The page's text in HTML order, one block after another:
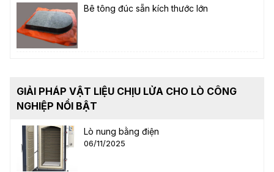
Bê tông đúc sẵn kích thước lớn
GIẢI PHÁP VẬT LIỆU CHỊU LỬA CHO LÒ CÔNG
NGHIỆP NỔI BẬT
Lò nung bằng điện
06/11/2025